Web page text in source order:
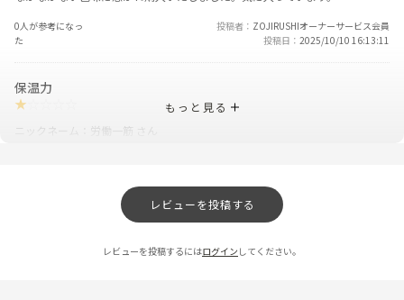
0人が参考になっ
た
投稿者
ZOJIRUSHIオーナーサービス会員
投稿日
2025/10/10 16:13:11
保温力
★
ニックネーム：労働一筋 さん
保温力が全くなく朝の７時に入れたお湯が昼のちょい前の１１時半にはもう
ほぼ水の温度にまで下がります
もっと見る
レビューを投稿する
レビューを投稿するにはログイン してください。